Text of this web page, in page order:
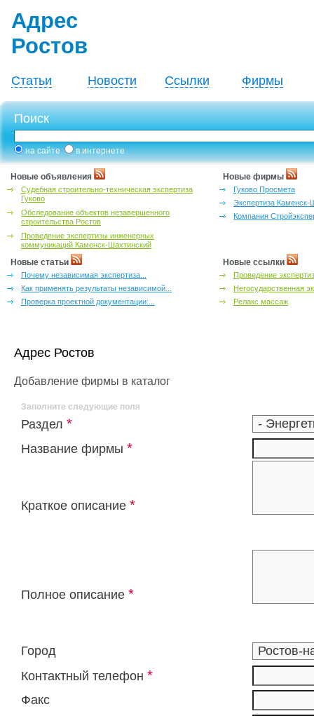
Адрес
Ростов
Статьи Новости Ссылки Фирмы
Поиск
на сайте в интернете
Новые объявления
Судебная строительно-техническая экспертиза
Гуково
Обследование объектов незавершенного
строительства Ростов
Проведение экспертизы инженерных
коммуникаций Каменск-Шахтинский
Новые фирмы
Гуково Просмета
Экспертиза Каменск-
Компания
Новые статьи
Почему независимая экспертиза...
Как применять результаты независимой...
Проверка проектной документации:...
Новые ссылки
Проведение
Негосударственная
Релакс массаж
Адрес Ростов
Добавление фирмы в каталог
Заполните следующие поля
Раздел *
Название фирмы *
Краткое описание *
Полное описание *
Город
Контактный телефон *
Факс